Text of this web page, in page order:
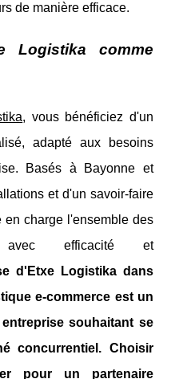
de manière efficace.
Logistika comme
, vous bénéficiez d'un
adapté aux besoins
Basés à Bayonne et
et d'un savoir-faire
en charge l'ensemble des
avec efficacité et
d'Etxe Logistika dans
e-commerce est un
souhaitant se
concurrentiel. Choisir
pour un partenaire